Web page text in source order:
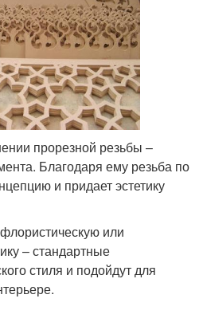
прорезной резьбы –
Благодаря ему резьба по
и придает эстетику
или
– стандартные
стиля и подойдут для